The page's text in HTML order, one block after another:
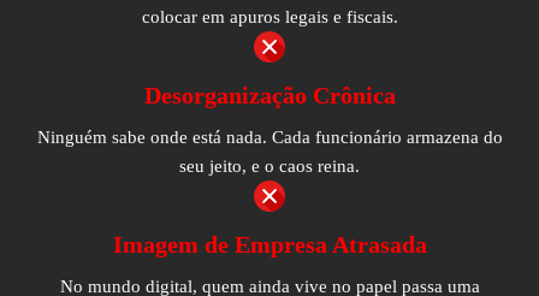
colocar em apuros legais e fiscais.
Desorganização Crônica
Ninguém sabe onde está nada. Cada funcionário armazena do
seu jeito, e o caos reina.
Imagem de Empresa Atrasada
No mundo digital, quem ainda vive no papel passa uma